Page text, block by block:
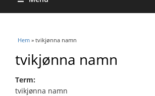
Du är här
Hem » tvikjønna namn
tvikjønna namn
Term:
tvikjønna namn